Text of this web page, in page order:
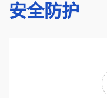
安全防护